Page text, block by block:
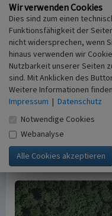
Empfohlene
Urheberrechtlicher
Der hier
geschützt. Die
möglicherweise
Bedingungen, die an
Empfohlene
„Wüstung
https://
20090318-0012
Wir verwenden Cookies
Dies sind zum einen
Funktionsfähigkeit der
nicht widersprechen, wenn
hinaus verwenden wir
Nutzbarkeit unserer Seiten
sind. Mit Anklicken des
Weitere Informationen
Impressum | Datenschutz
Notwendige Cookies
Webanalyse